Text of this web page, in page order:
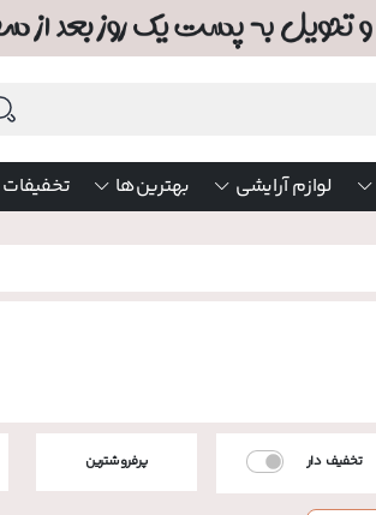
لوازم آرایشی بهترین‌ها تخفیفات
تخفیف دار پرفروشترین